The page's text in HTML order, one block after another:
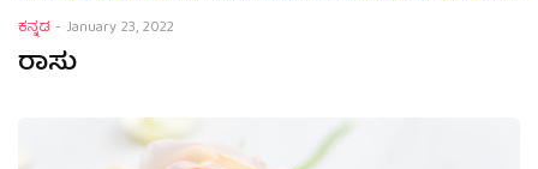
ಕನ್ನಡ - January 23, 2022
ರಾಸು